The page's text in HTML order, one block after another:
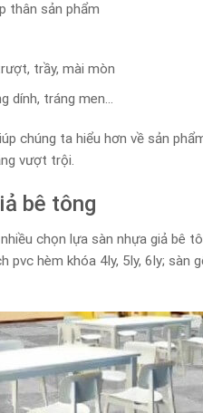
thân sản phẩm
trầy, mài mòn
dính, tráng men…
chúng ta hiểu hơn về sản
vượt trội.
bê tông
chọn lựa sàn nhựa giả bê
pvc hèm khóa 4ly, 5ly, 6ly;